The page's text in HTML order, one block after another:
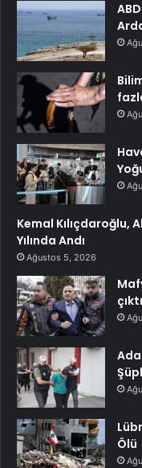
Kemal Kılıçdaroğlu,
Yılında Andı
Ağustos 5, 2026
Ölü